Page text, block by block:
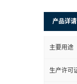
产品详请
主要用途
生产许可